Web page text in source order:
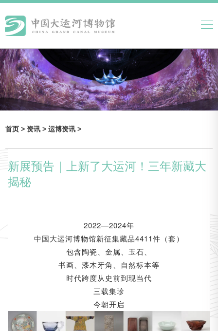
首页 >资讯 >运博资讯 >
新展预告｜上新了大运河！三年新藏大
揭秘
2022—2024年
中国大运河博物馆新征集藏品4411件（套）
包含陶瓷、金属、玉石、
书画、漆木牙角、自然标本等
时代跨度从史前到现当代
三载集珍
今朝开启